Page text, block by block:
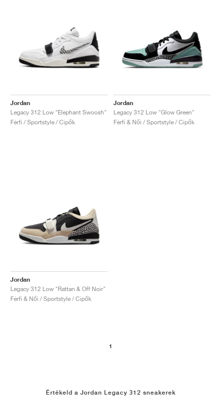
Jordan
Legacy 312 Low "Elephant Swoosh"
Férfi / Sportstyle / Cipők
Jordan
Legacy 312 Low "Glow Green"
Férfi & Női / Sportstyle / Cipők
Jordan
Legacy 312 Low "Rattan & Off Noir"
Férfi & Női / Sportstyle / Cipők
1
Értékeld a Jordan Legacy 312 sneakerek